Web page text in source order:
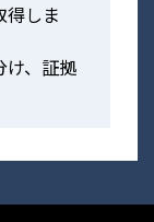
得しま
け、証拠